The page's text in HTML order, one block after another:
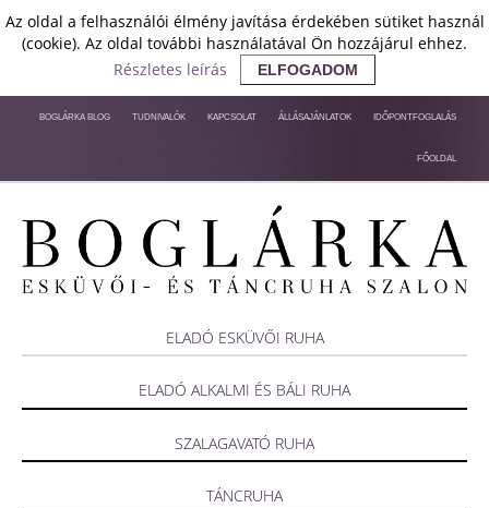
Az oldal a felhasználói élmény javítása érdekében sütiket használ
(cookie). Az oldal további használatával Ön hozzájárul ehhez.
Részletes leírás
ELFOGADOM
IDŐPONTFOGLALÁS
ÁLLÁSAJÁNLATOK
KAPCSOLAT
TUDNIVALÓK
BOGLÁRKA BLOG
FŐOLDAL
ELADÓ ESKÜVŐI RUHA
ELADÓ ALKALMI ÉS BÁLI RUHA
SZALAGAVATÓ RUHA
TÁNCRUHA